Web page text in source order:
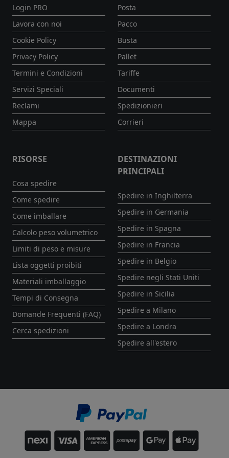
Login PRO
Lavora con noi
Cookie Policy
Privacy Policy
Termini e Condizioni
Servizi Speciali
Reclami
Mappa
Posta
Pacco
Busta
Pallet
Tariffe
Documenti
Spedizionieri
Corrieri
RISORSE
Cosa spedire
Come spedire
Come imballare
Calcolo peso volumetrico
Limiti di peso e misure
Lista oggetti proibiti
Materiali imballaggio
Tempi di Consegna
Domande Frequenti (FAQ)
Cerca spedizioni
DESTINAZIONI
PRINCIPALI
Spedire in Inghilterra
Spedire in Germania
Spedire in Spagna
Spedire in Francia
Spedire in Belgio
Spedire negli Stati Uniti
Spedire in Sicilia
Spedire a Milano
Spedire a Londra
Spedire all'estero